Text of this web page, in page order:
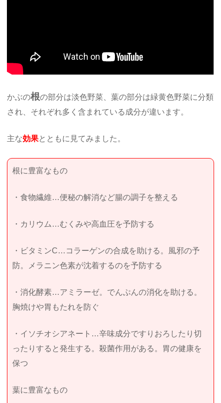
かぶの根の部分は淡色野菜、葉の部分は緑黄色野菜に分類
され、それぞれ多く含まれている成分が違います。
主な効果とともに見てみました。
根に豊富なもの
・食物繊維…便秘の解消など腸の調子を整える
・カリウム…むくみや高血圧を予防する
・ビタミンC…コラーゲンの合成を助ける。風邪の予
防。メラニン色素が沈着するのを予防する
・消化酵素…アミラーゼ。でんぷんの消化を助ける。
胸焼けや胃もたれを防ぐ
・イソチオシアネート…辛味成分ですりおろしたり切
ったりすると発生する。殺菌作用がある。胃の健康を
保つ
葉に豊富なもの